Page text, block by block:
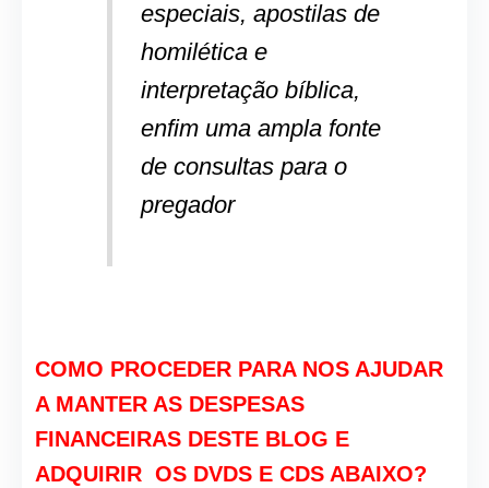
especiais, apostilas de
homilética e
interpretação bíblica,
enfim uma ampla fonte
de consultas para o
pregador
COMO PROCEDER PARA NOS AJUDAR
A MANTER AS DESPESAS
FINANCEIRAS DESTE BLOG E
ADQUIRIR OS DVDS E CDS ABAIXO?